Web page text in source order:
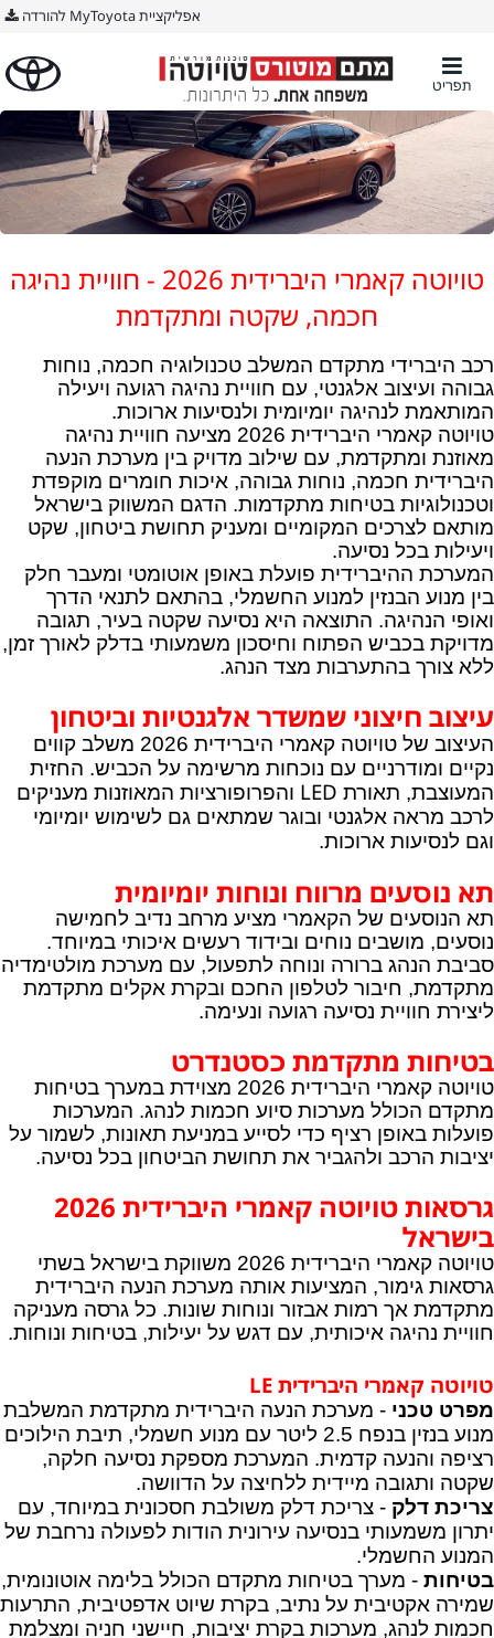
אפליקציית MyToyota להורדה
תפריט
טויוטה קאמרי היברידית 2026 - חוויית נהיגה
חכמה, שקטה ומתקדמת
רכב היברידי מתקדם המשלב טכנולוגיה חכמה, נוחות
גבוהה ועיצוב אלגנטי, עם חוויית נהיגה רגועה ויעילה
המותאמת לנהיגה יומיומית ולנסיעות ארוכות.
טויוטה קאמרי היברידית 2026 מציעה חוויית נהיגה
מאוזנת ומתקדמת, עם שילוב מדויק בין מערכת הנעה
היברידית חכמה, נוחות גבוהה, איכות חומרים מוקפדת
וטכנולוגיות בטיחות מתקדמות. הדגם המשווק בישראל
מותאם לצרכים המקומיים ומעניק תחושת ביטחון, שקט
ויעילות בכל נסיעה.
המערכת ההיברידית פועלת באופן אוטומטי ומעבר חלק
בין מנוע הבנזין למנוע החשמלי, בהתאם לתנאי הדרך
ואופי הנהיגה. התוצאה היא נסיעה שקטה בעיר, תגובה
מדויקת בכביש הפתוח וחיסכון משמעותי בדלק לאורך זמן,
ללא צורך בהתערבות מצד הנהג.
עיצוב חיצוני שמשדר אלגנטיות וביטחון
העיצוב של טויוטה קאמרי היברידית 2026 משלב קווים
נקיים ומודרניים עם נוכחות מרשימה על הכביש. החזית
המעוצבת, תאורת LED והפרופורציות המאוזנות מעניקים
לרכב מראה אלגנטי ובוגר שמתאים גם לשימוש יומיומי
וגם לנסיעות ארוכות.
תא נוסעים מרווח ונוחות יומיומית
תא הנוסעים של הקאמרי מציע מרחב נדיב לחמישה
נוסעים, מושבים נוחים ובידוד רעשים איכותי במיוחד.
סביבת הנהג ברורה ונוחה לתפעול, עם מערכת מולטימדיה
מתקדמת, חיבור לטלפון החכם ובקרת אקלים מתקדמת
ליצירת חוויית נסיעה רגועה ונעימה.
בטיחות מתקדמת כסטנדרט
טויוטה קאמרי היברידית 2026 מצוידת במערך בטיחות
מתקדם הכולל מערכות סיוע חכמות לנהג. המערכות
פועלות באופן רציף כדי לסייע במניעת תאונות, לשמור על
יציבות הרכב ולהגביר את תחושת הביטחון בכל נסיעה.
גרסאות טויוטה קאמרי היברידית 2026
בישראל
טויוטה קאמרי היברידית 2026 משווקת בישראל בשתי
גרסאות גימור, המציעות אותה מערכת הנעה היברידית
מתקדמת אך רמות אבזור ונוחות שונות. כל גרסה מעניקה
חוויית נהיגה איכותית, עם דגש על יעילות, בטיחות ונוחות.
טויוטה קאמרי היברידית LE
מפרט טכני - מערכת הנעה היברידית מתקדמת המשלבת
מנוע בנזין בנפח 2.5 ליטר עם מנוע חשמלי, תיבת הילוכים
רציפה והנעה קדמית. המערכת מספקת נסיעה חלקה,
שקטה ותגובה מיידית ללחיצה על הדוושה.
צריכת דלק - צריכת דלק משולבת חסכונית במיוחד, עם
יתרון משמעותי בנסיעה עירונית הודות לפעולה נרחבת של
המנוע החשמלי.
בטיחות - מערך בטיחות מתקדם הכולל בלימה אוטונומית,
שמירה אקטיבית על נתיב, בקרת שיוט אדפטיבית, התרעות
חכמות לנהג, מערכות בקרת יציבות, חיישני חניה ומצלמת